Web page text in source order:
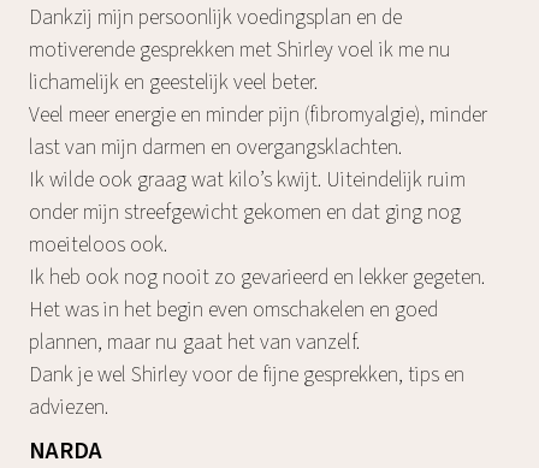
Dankzij mijn persoonlijk voedingsplan en de
motiverende gesprekken met Shirley voel ik me nu
lichamelijk en geestelijk veel beter.
Veel meer energie en minder pijn (fibromyalgie), minder
last van mijn darmen en overgangsklachten.
Ik wilde ook graag wat kilo’s kwijt. Uiteindelijk ruim
onder mijn streefgewicht gekomen en dat ging nog
moeiteloos ook.
Ik heb ook nog nooit zo gevarieerd en lekker gegeten.
Het was in het begin even omschakelen en goed
plannen, maar nu gaat het van vanzelf.
Dank je wel Shirley voor de fijne gesprekken, tips en
adviezen.
NARDA